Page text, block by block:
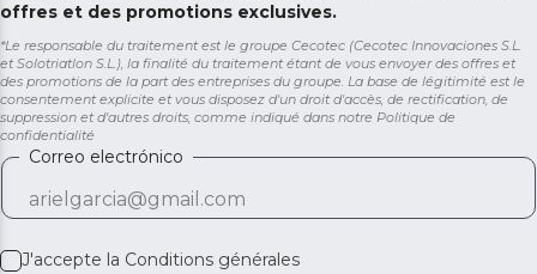
offres et des promotions exclusives.
*Le responsable du traitement est le groupe Cecotec (Cecotec Innovaciones S.L.
et Solotriatlon S.L.), la finalité du traitement étant de vous envoyer des offres et
des promotions de la part des entreprises du groupe. La base de légitimité est le
consentement explicite et vous disposez d'un droit d'accès, de rectification, de
suppression et d'autres droits, comme indiqué dans notre Politique de
confidentialité
Correo electrónico
J'accepte la Conditions générales